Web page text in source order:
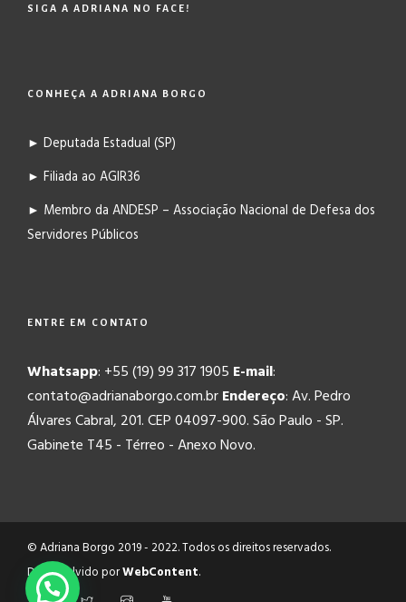
SIGA A ADRIANA NO FACE!
CONHEÇA A ADRIANA BORGO
► Deputada Estadual (SP)
► Filiada ao AGIR36
► Membro da ANDESP – Associação Nacional de Defesa dos
Servidores Públicos
ENTRE EM CONTATO
Whatsapp: +55 (19) 99 317 1905 E-mail:
contato@adrianaborgo.com.brEndereço: Av. Pedro
Álvares Cabral, 201. CEP 04097-900. São Paulo - SP.
Gabinete T45 - Térreo - Anexo Novo.
© Adriana Borgo 2019 - 2022. Todos os direitos reservados.
Desenvolvido porWebContent.